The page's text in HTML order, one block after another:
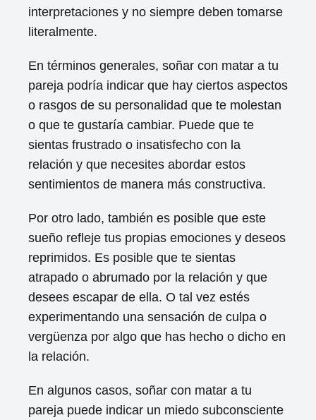
interpretaciones y no siempre deben tomarse
literalmente.
En términos generales, soñar con matar a tu
pareja podría indicar que hay ciertos aspectos
o rasgos de su personalidad que te molestan
o que te gustaría cambiar. Puede que te
sientas frustrado o insatisfecho con la
relación y que necesites abordar estos
sentimientos de manera más constructiva.
Por otro lado, también es posible que este
sueño refleje tus propias emociones y deseos
reprimidos. Es posible que te sientas
atrapado o abrumado por la relación y que
desees escapar de ella. O tal vez estés
experimentando una sensación de culpa o
vergüenza por algo que has hecho o dicho en
la relación.
En algunos casos, soñar con matar a tu
pareja puede indicar un miedo subconsciente